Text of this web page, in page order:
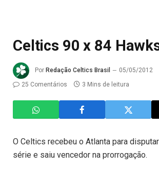
Celtics 90 x 84
Por Redação Celtics Brasil
05/05/2012
25 Comentários
3 Mins de leitura
O Celtics recebeu o Atlanta para
série e saiu vencedor na prorrogação.